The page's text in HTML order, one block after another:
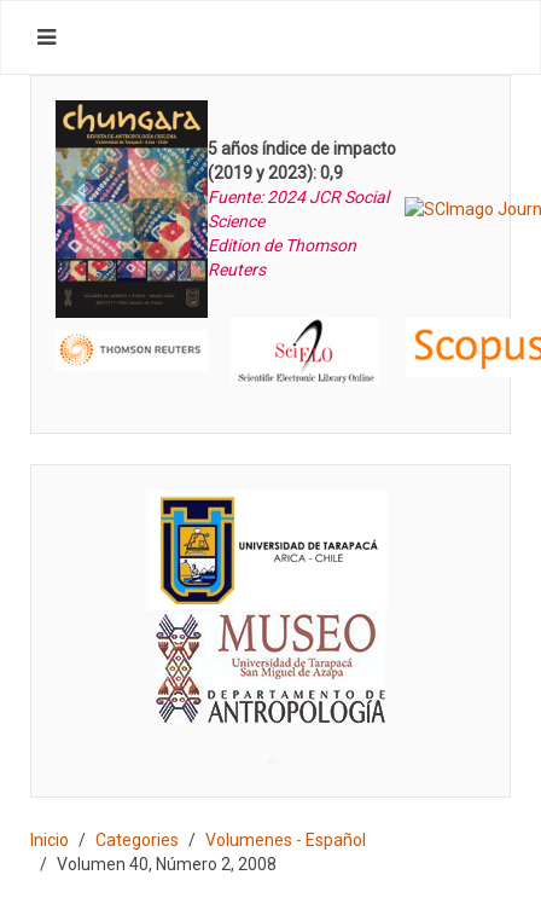
5 años índice de impacto
(2019 y 2023): 0,9
Fuente: 2024 JCR Social
Science
Edition de Thomson
Reuters
Inicio Categories
Volumenes - Español
Volumen 40, Número 2, 2008